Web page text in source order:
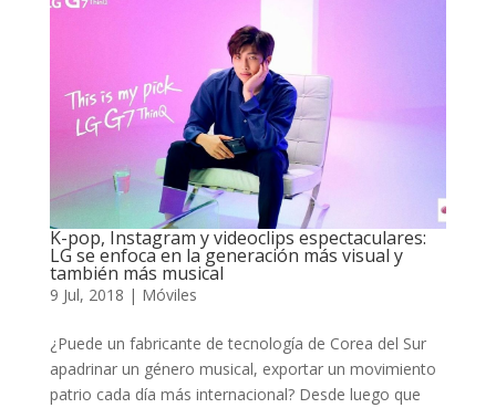
K-pop, Instagram y videoclips espectaculares:
LG se enfoca en la generación más visual y
también más musical
9 Jul, 2018 | Móviles
¿Puede un fabricante de tecnología de Corea del Sur
apadrinar un género musical, exportar un movimiento
patrio cada día más internacional? Desde luego que